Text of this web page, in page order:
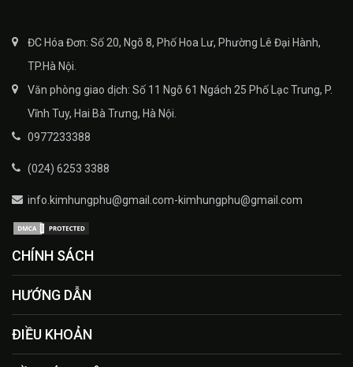
ĐC Hóa Đơn: Số 20, Ngõ 8, Phố Hoa Lư, Phường Lê Đại Hành,
TP.Hà Nội.
Văn phòng giao dịch: Số 11 Ngõ 61 Ngách 25 Phố Lạc Trung, P.
Vĩnh Tuy, Hai Bà Trưng, Hà Nội.
0977233388
(024) 6253 3388
info.kimhungphu@gmail.com-kimhungphu@gmail.com
CHÍNH SÁCH
HƯỚNG DẪN
ĐIỀU KHOẢN